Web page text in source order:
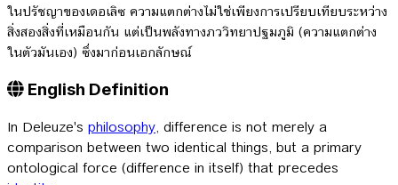
ในปรัชญาของเดอเลิซ ความแตกต่างไม่ใช่เพียงการเปรียบเทียบระหว่าง
สิ่งสองสิ่งที่เหมือนกัน แต่เป็นพลังทางภววิทยาปฐมภูมิ (ความแตกต่าง
ในตัวมันเอง) ซึ่งมาก่อนเอกลักษณ์
English Definition
In Deleuze's philosophy, difference is not merely a
comparison between two identical things, but a primary
ontological force (difference in itself) that precedes